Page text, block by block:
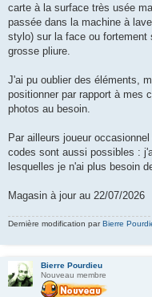
carte à la surface très usée
passée dans la machine à
stylo) sur la face ou fortement
grosse pliure.
J'ai pu oublier des éléments,
positionner par rapport à mes
photos au besoin.
Par ailleurs joueur
codes sont aussi possibles :
lesquelles je n'ai plus besoin
Magasin à jour au 22/07/2026
Dernière modification parBierre
Bierre Pourdieu
Nouveau membre